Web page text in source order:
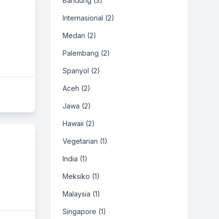
Internasional (2)
Medan (2)
Palembang (2)
Spanyol (2)
Aceh (2)
Jawa (2)
Hawaii (2)
Vegetarian (1)
India (1)
Meksiko (1)
Malaysia (1)
Singapore (1)